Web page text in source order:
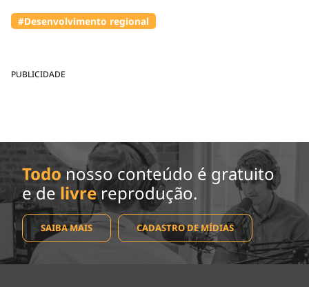
PUBLICIDADE
#Desenvolvimento regional
Todo nosso conteúdo é gratuito
e de livrereprodução.
SAIBA MAIS CADASTRO DE MÍDIAS